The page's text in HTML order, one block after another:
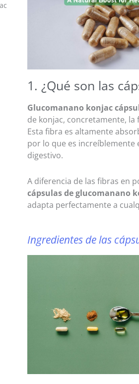
1. ¿Qué son las
Glucomanano konjac
de konjac, concretamente,
Esta fibra es altamente
por lo que es increíblemente
digestivo.
A diferencia de las fibras en
cápsulas de glucomanano
adapta perfectamente a
Ingredientes de las